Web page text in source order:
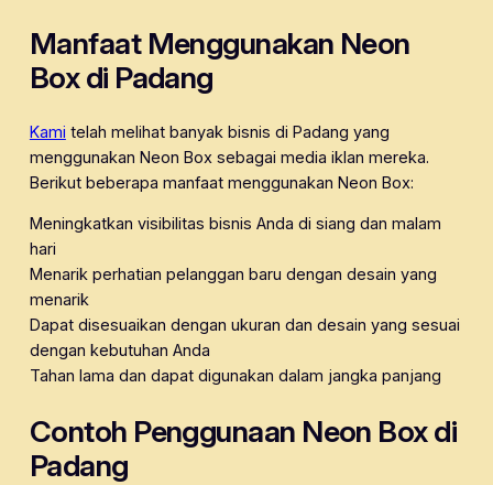
Manfaat Menggunakan Neon
Box di Padang
Kami telah melihat banyak bisnis di Padang yang
menggunakan Neon Box sebagai media iklan mereka.
Berikut beberapa manfaat menggunakan Neon Box:
Meningkatkan visibilitas bisnis Anda di siang dan malam
hari
Menarik perhatian pelanggan baru dengan desain yang
menarik
Dapat disesuaikan dengan ukuran dan desain yang sesuai
dengan kebutuhan Anda
Tahan lama dan dapat digunakan dalam jangka panjang
Contoh Penggunaan Neon Box di
Padang